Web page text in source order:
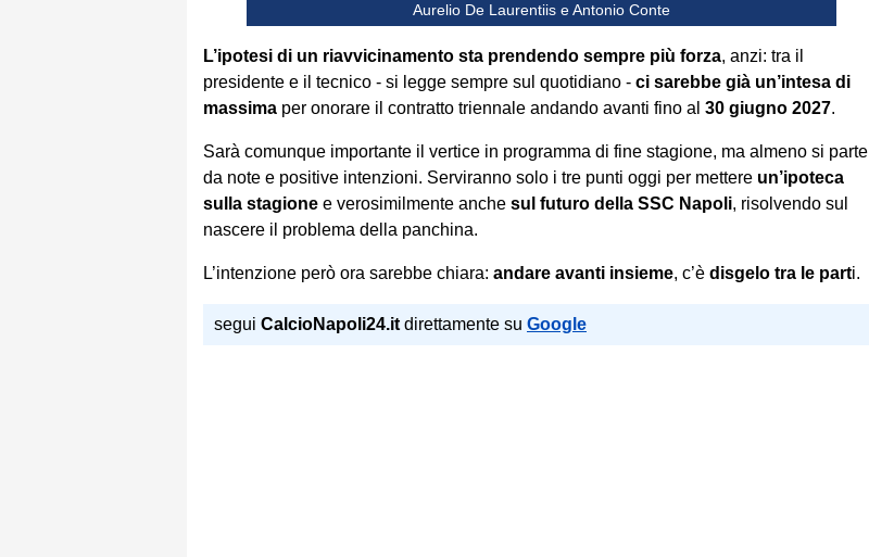
Aurelio De Laurentiis e Antonio Conte
L’ipotesi di un riavvicinamento sta prendendo sempre più forza, anzi: tra il
presidente e il tecnico - si legge sempre sul quotidiano - ci sarebbe già un’intesa di
massima per onorare il contratto triennale andando avanti fino al 30 giugno 2027.
Sarà comunque importante il vertice in programma di fine stagione, ma almeno si parte
da note e positive intenzioni. Serviranno solo i tre punti oggi per mettere un’ipoteca
sulla stagione e verosimilmente anche sul futuro della SSC Napoli, risolvendo sul
nascere il problema della panchina.
L’intenzione però ora sarebbe chiara: andare avanti insieme, c’è disgelo tra le parti.
segui CalcioNapoli24.it direttamente su Google